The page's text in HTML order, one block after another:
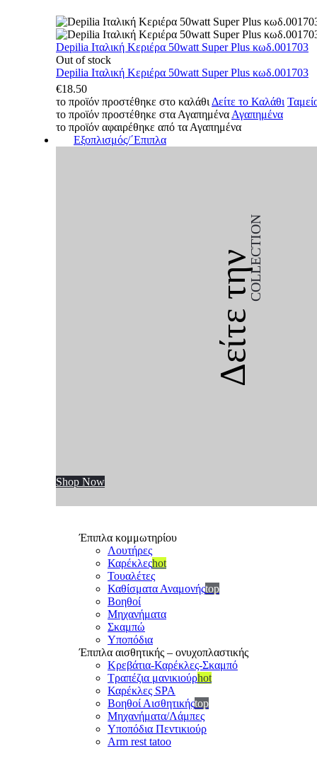
Depilia Ιταλική Κεριέρα 50watt Super Plus κωδ.001703
Out of stock
Depilia Ιταλική Κεριέρα 50watt Super Plus κωδ.001703
€18.50
το προϊόν προστέθηκε στο καλάθι Δείτε το Καλάθι
το προϊόν προστέθηκε στα Αγαπημένα Αγαπημένα
το προϊόν αφαιρέθηκε από τα Αγαπημένα
Εξοπλισμός/΄Επιπλα
Δείτε τηνCOLLECTION
Shop Now
Έπιπλα κομμωτηρίου
Λουτήρες
Καρέκλεςhot
Τουαλέτες
Καθίσματα Αναμονήςtop
Βοηθοί
Μηχανήματα
Σκαμπώ
Υποπόδια
Έπιπλα αισθητικής – ονυχοπλαστικής
Κρεβάτια-Καρέκλες-Σκαμπό
Τραπέζια μανικιούρhot
Καρέκλες SPA
Βοηθοί Αισθητικήςtop
Μηχανήματα/Λάμπες
Υποπόδια Πεντικιούρ
Arm rest tatoo